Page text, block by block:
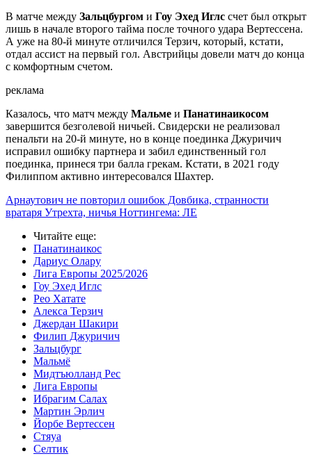
В матче между Зальцбургом и Гоу Эхед Иглс счет был открыт
лишь в начале второго тайма после точного удара Вертессена.
А уже на 80-й минуте отличился Терзич, который, кстати,
отдал ассист на первый гол. Австрийцы довели матч до конца
с комфортным счетом.
реклама
Казалось, что матч между Мальме и Панатинаикосом
завершится безголевой ничьей. Свидерски не реализовал
пенальти на 20-й минуте, но в конце поединка Джуричич
исправил ошибку партнера и забил единственный гол
поединка, принеся три балла грекам. Кстати, в 2021 году
Филиппом активно интересовался Шахтер.
Арнаутович не повторил ошибок Довбика, странности
вратаря Утрехта, ничья Ноттингема: ЛЕ
Читайте еще:
Панатинаикос
Дариус Олару
Лига Европы 2025/2026
Гоу Эхед Иглс
Рео Хатате
Алекса Терзич
Джердан Шакири
Филип Джуричич
Зальцбург
Мальмё
Мидтъюлланд Рес
Лига Европы
Ибрагим Салах
Мартин Эрлич
Йорбе Вертессен
Стяуа
Селтик